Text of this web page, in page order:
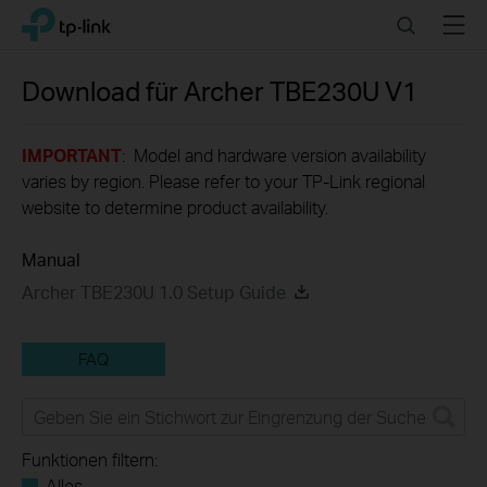
Click
navigation
TP-Link, Reliably Smart SearchMenu
Download für Archer TBE230U V1
IMPORTANT: Model and hardware version availability
varies by region. Please refer to your TP-Link regional
website to determine product availability.
Manual
Archer TBE230U 1.0 Setup Guide
FAQ
Funktionen filtern: